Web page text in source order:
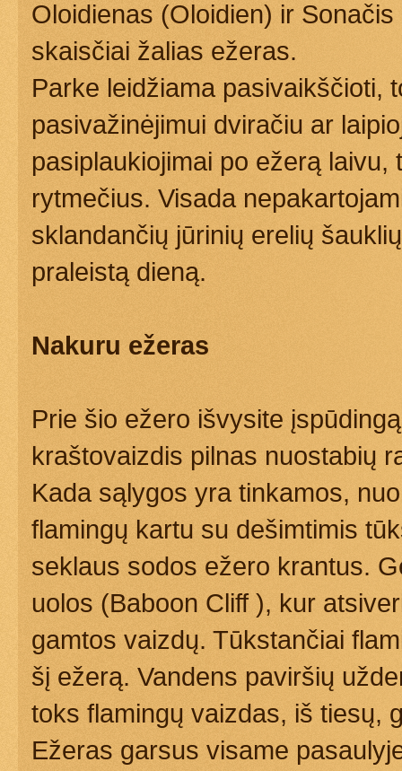
Oloidienas (Oloidien) ir
skaisčiai žalias ežeras.
Parke leidžiama pasivaikščioti,
pasivažinėjimui dviračiu ar
pasiplaukiojimai po ežerą
rytmečius. Visada
sklandančių jūrinių erelių
praleistą dieną.
Nakuru ežeras
Prie šio ežero išvysite
kraštovaizdis pilnas nuostabių
Kada sąlygos yra tinkamos,
flamingų kartu su dešimtimis
seklaus sodos ežero krantus.
uolos (Baboon Cliff ), kur
gamtos vaizdų. Tūkstančiai
šį ežerą. Vandens paviršių
toks flamingų vaizdas, iš tiesų,
Ežeras garsus visame